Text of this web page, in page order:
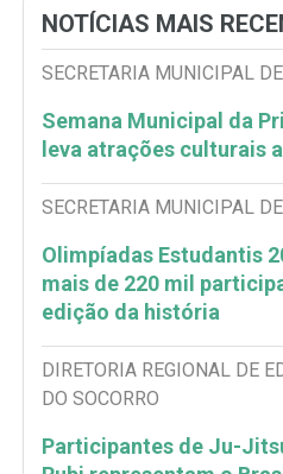
NOTÍCIAS MAIS
SECRETARIA MUNICIPAL
Semana Municipal da
leva atrações culturais
SECRETARIA MUNICIPAL
Olimpíadas Estudantis
mais de 220 mil
edição da história
DIRETORIA REGIONAL DE
DO SOCORRO
Participantes de Ju-